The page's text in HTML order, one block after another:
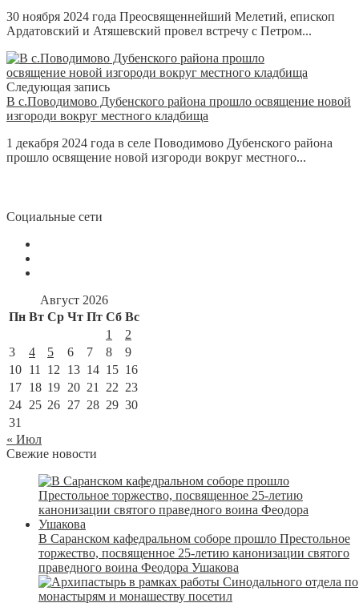
30 ноября 2024 года Преосвященнейший Мелетий, епископ
Ардатовский и Атяшевский провел встречу с Петром...
Следующая запись
В с.Поводимово Дубенского района прошло освящение новой
изгороди вокруг местного кладбища
1 декабря 2024 года в селе Поводимово Дубенского района
прошло освящение новой изгороди вокруг местного...
Социальные сети
Август 2026
Пн Вт Ср Чт Пт Сб Вс
1
2
3
4 5 6 7 8
9
10 11 12 13 14 15 16
17 18 19 20 21 22 23
24 25 26 27 28 29 30
31
« Июл
Свежие новости
В Саранском кафедральном соборе прошло Престольное
торжество, посвященное 25-летию канонизации святого
праведного воина Феодора Ушакова